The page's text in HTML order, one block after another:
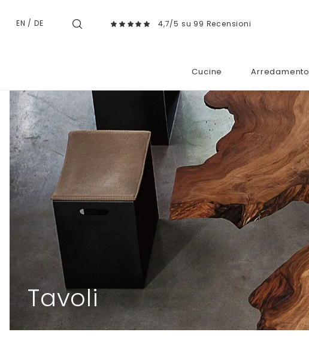
EN / DE 4,7/5 su 99 Recensioni
Cucine Arredamento
Tavoli